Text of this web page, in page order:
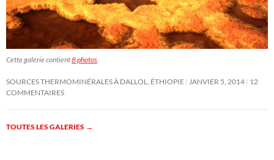
Cette galerie contient8 photos.
SOURCES THERMOMINÉRALES À DALLOL, ÉTHIOPIE JANVIER 5, 2014 12
COMMENTAIRES
TOUTES LES GALERIES →